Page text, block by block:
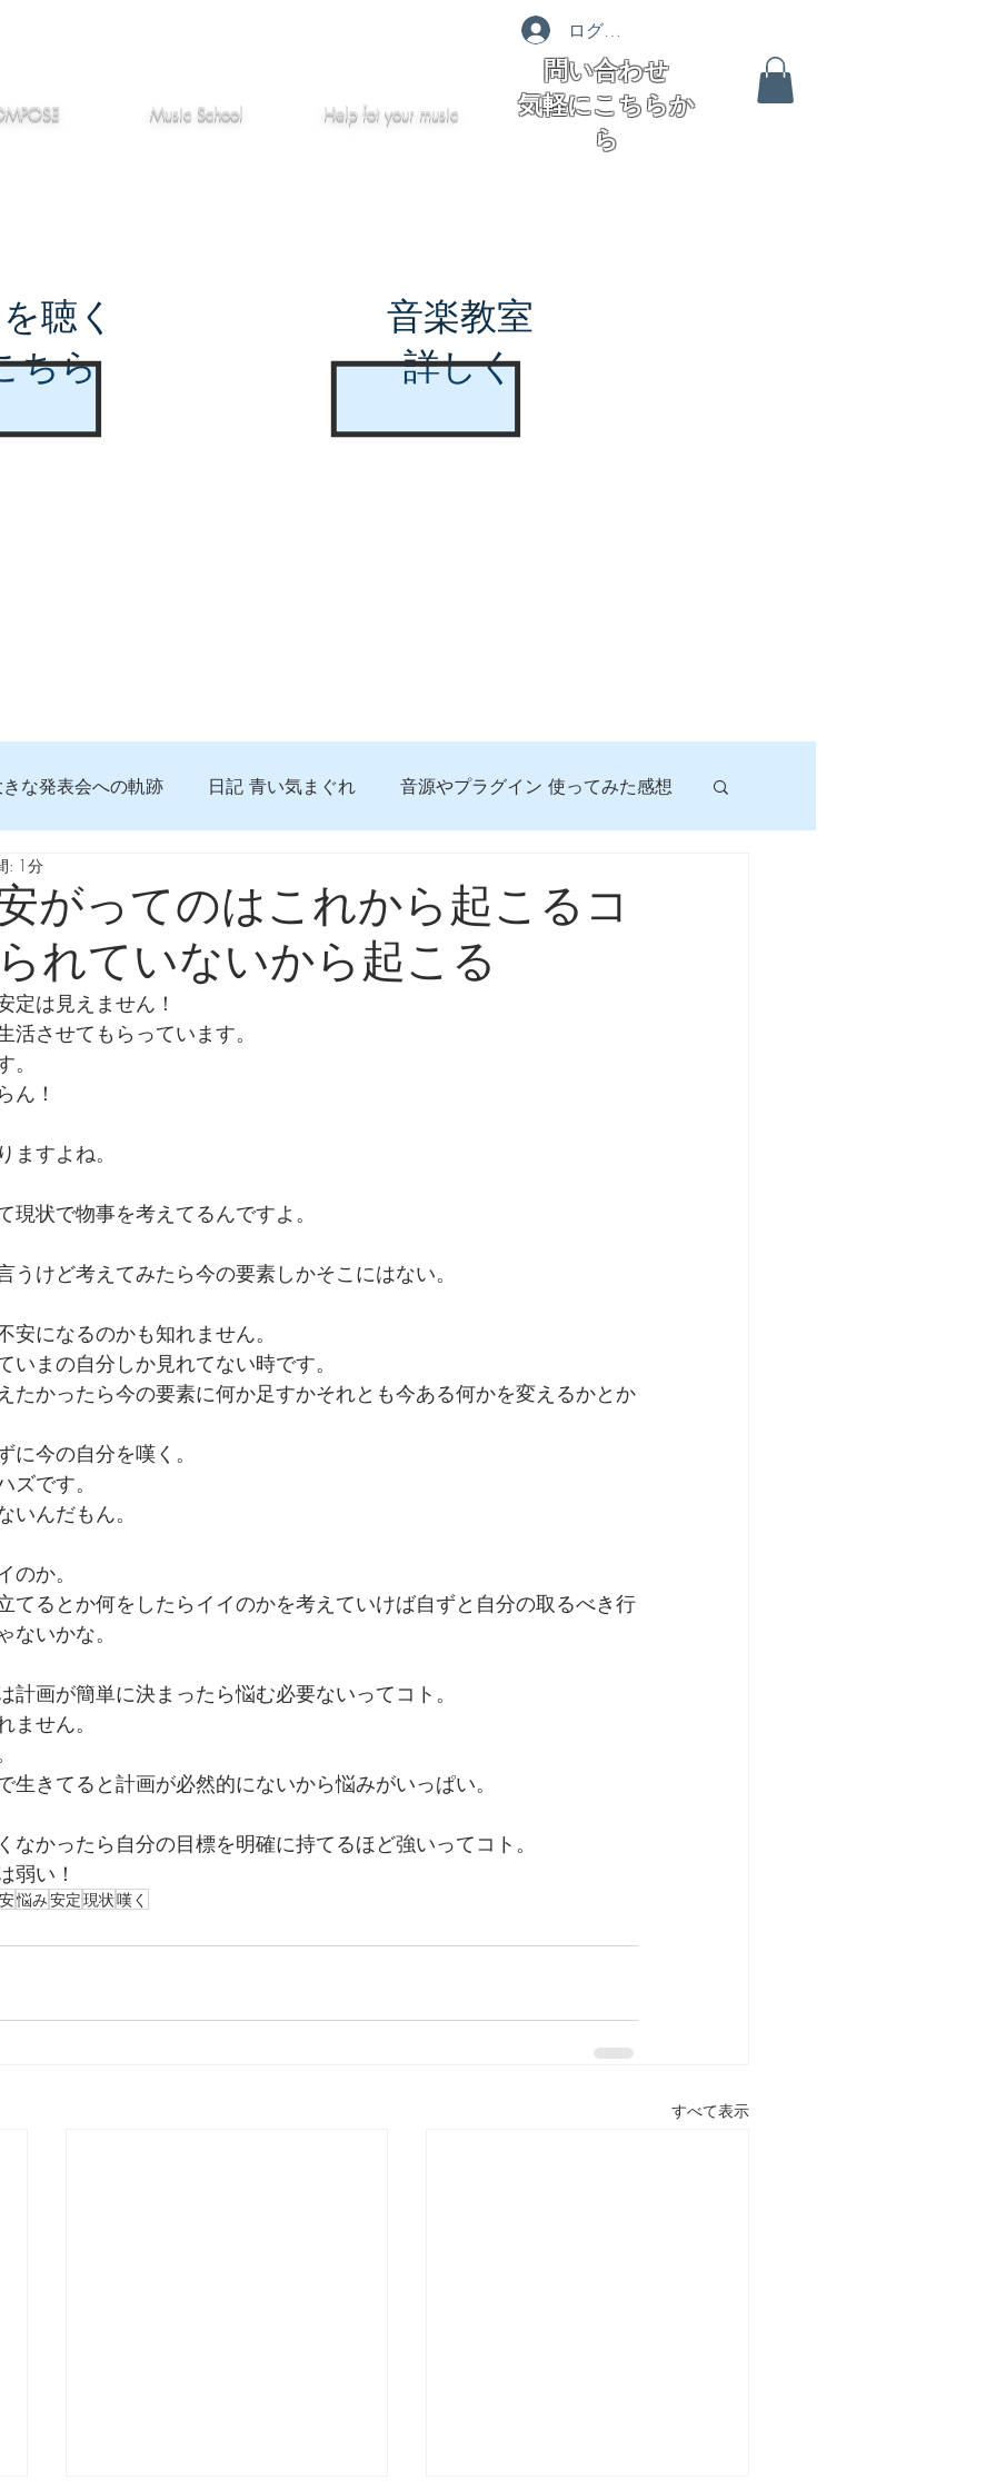
Music School Helpfot your music
ログイン
問い合わせ
気軽にこちらか
ら
聴く
ちら
音楽教室
詳しく
な発表会への軌跡 日記 青い気まぐれ 音源やプラグイン 使ってみた感想
っておきたいコト
食べんじーの美味しい記事 便利な経験、新しいコトに挑戦しよう
たドキュメンタリー、二つの舞台裏
がってのはこれから起こるコ
れていないから起こる
: 1分
定は見えません！
活させてもらっています。
ん！
ますよね。
現状で物事を考えてるんですよ。
うけど考えてみたら今の要素しかそこにはない。
安になるのかも知れません。
いまの自分しか見れてない時です。
たかったら今の要素に何か足すかそれとも今ある何かを変えるかとか
今の自分を嘆く。
です。
いんだもん。
か。
てるとか何をしたらイイのかを考えていけば自ずと自分の取るべき行
ないかな。
計画が簡単に決まったら悩む必要ないってコト。
せん。
生きてると計画が必然的にないから悩みがいっぱい。
なかったら自分の目標を明確に持てるほど強いってコト。
弱い！
悩み安定現状嘆く
すべて表示